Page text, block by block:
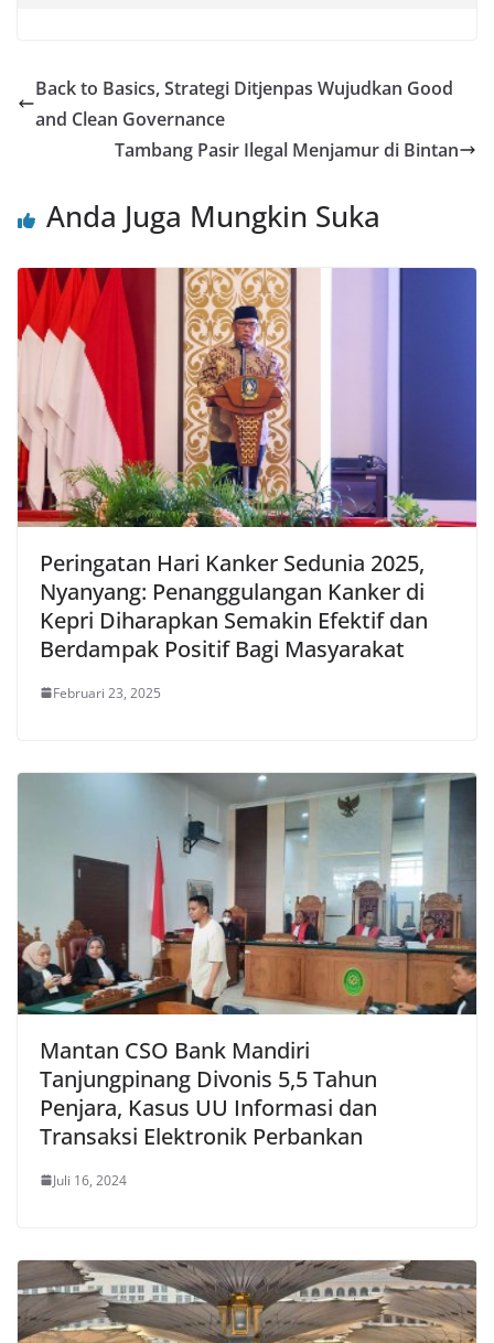
Back to Basics, Strategi Ditjenpas Wujudkan Good
and Clean Governance
Tambang Pasir Ilegal Menjamur di Bintan
Anda Juga Mungkin Suka
Peringatan Hari Kanker Sedunia 2025,
Nyanyang: Penanggulangan Kanker di
Kepri Diharapkan Semakin Efektif dan
Berdampak Positif Bagi Masyarakat
Februari 23, 2025
Mantan CSO Bank Mandiri
Tanjungpinang Divonis 5,5 Tahun
Penjara, Kasus UU Informasi dan
Transaksi Elektronik Perbankan
Juli 16, 2024